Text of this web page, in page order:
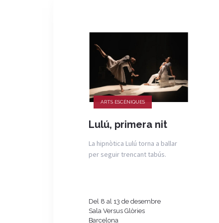
ARTS ESCÈNIQUES
Lulú, primera nit
La hipnòtica Lulú torna a ballar
per seguir trencant tabús.
Del 8 al 13 de desembre
Sala Versus Glòries
Barcelona